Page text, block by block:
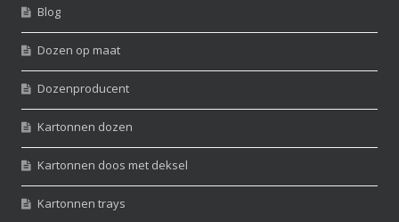
Blog
Dozen op maat
Dozenproducent
Kartonnen dozen
Kartonnen doos met deksel
Kartonnen trays